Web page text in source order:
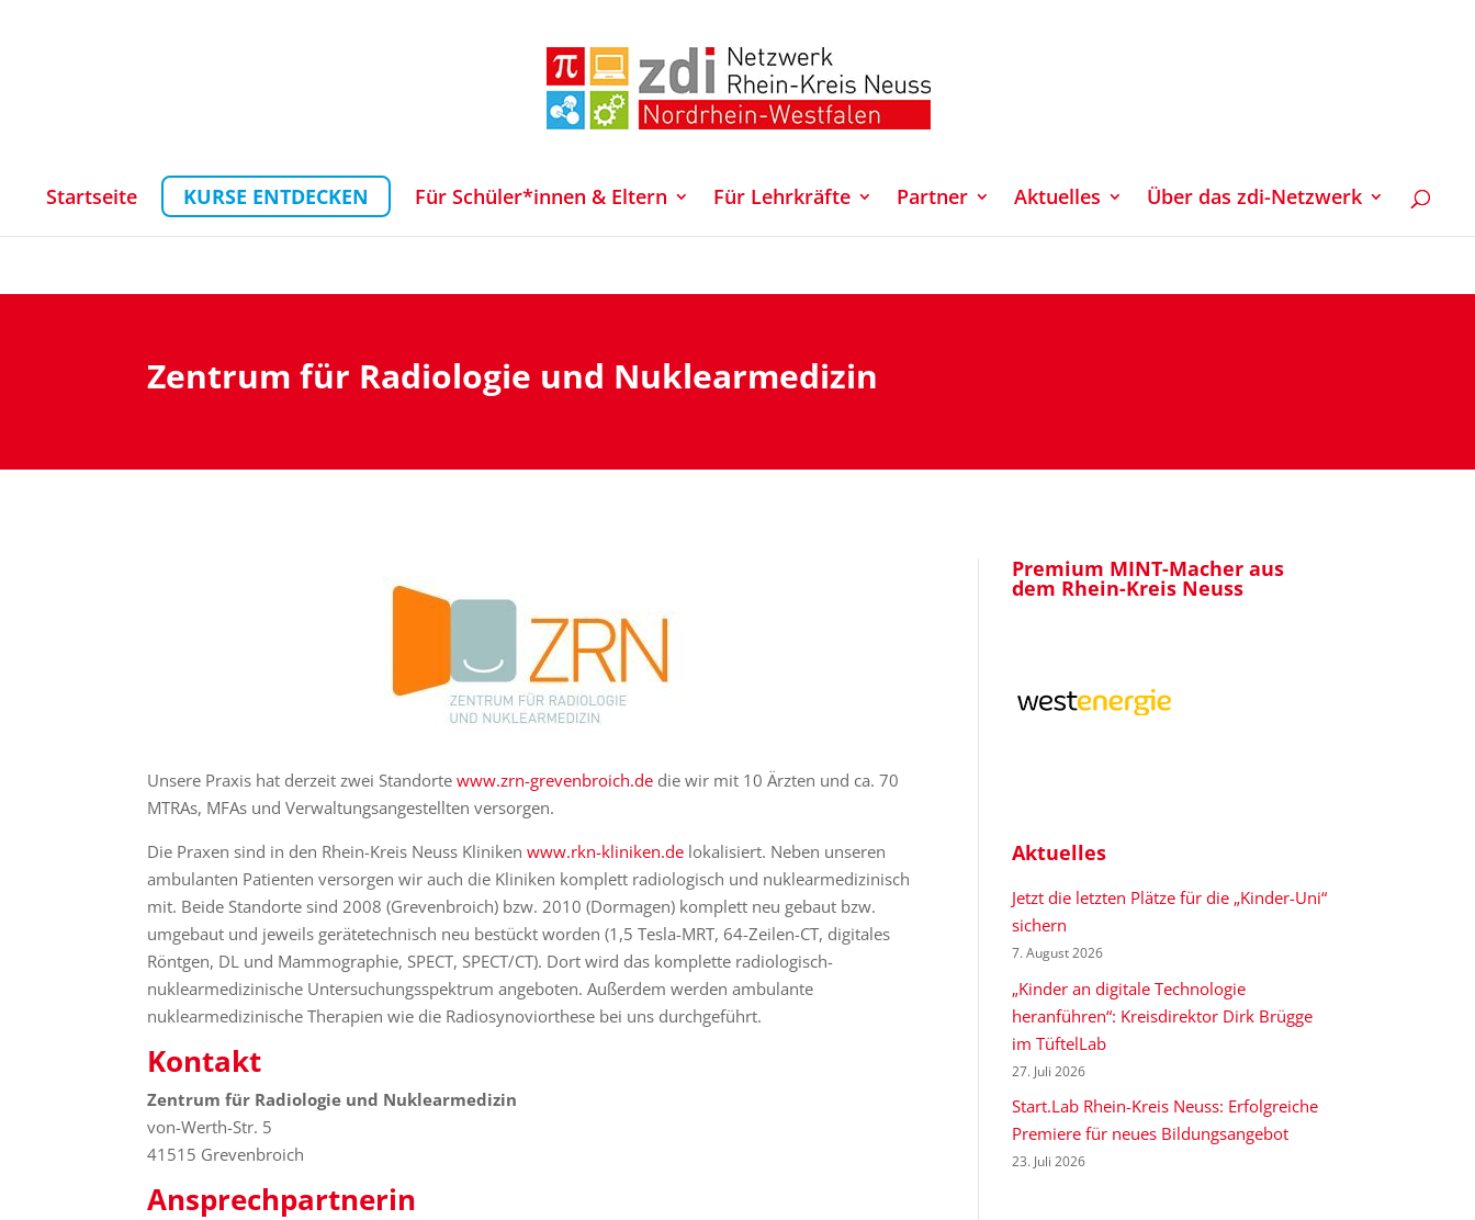
Startseite KURSE ENTDECKEN Für Schüler*innen & Eltern Für Lehrkräfte Partner Aktuelles Über das zdi-Netzwerk
Zentrum für Radiologie und Nuklearmedizin
Unsere Praxis hat derzeit zwei Standortewww.zrn-grevenbroich.de die wir mit 10 Ärzten und ca. 70
MTRAs, MFAs und Verwaltungsangestellten versorgen.
Die Praxen sind in den Rhein-Kreis Neuss Klinikenwww.rkn-kliniken.de lokalisiert. Neben unseren
ambulanten Patienten versorgen wir auch die Kliniken komplett radiologisch und nuklearmedizinisch
mit. Beide Standorte sind 2008 (Grevenbroich) bzw. 2010 (Dormagen) komplett neu gebaut bzw.
umgebaut und jeweils gerätetechnisch neu bestückt worden (1,5 Tesla-MRT, 64-Zeilen-CT, digitales
Röntgen, DL und Mammographie, SPECT, SPECT/CT). Dort wird das komplette radiologisch-
nuklearmedizinische Untersuchungsspektrum angeboten. Außerdem werden ambulante
nuklearmedizinische Therapien wie die Radiosynoviorthese bei uns durchgeführt.
Kontakt
Zentrum für Radiologie und Nuklearmedizin
von-Werth-Str. 5
41515 Grevenbroich
Ansprechpartnerin
Premium MINT-Macher aus
dem Rhein-Kreis Neuss
Aktuelles
Jetzt die letzten Plätze für die „Kinder-Uni“
sichern
7. August 2026
„Kinder an digitale Technologie
heranführen“: Kreisdirektor Dirk Brügge
im TüftelLab
27. Juli 2026
Start.Lab Rhein-Kreis Neuss: Erfolgreiche
Premiere für neues Bildungsangebot
23. Juli 2026